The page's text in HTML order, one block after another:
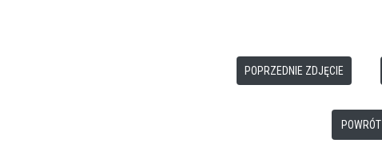
POPRZEDNIE ZDJĘCIE
POWRÓT